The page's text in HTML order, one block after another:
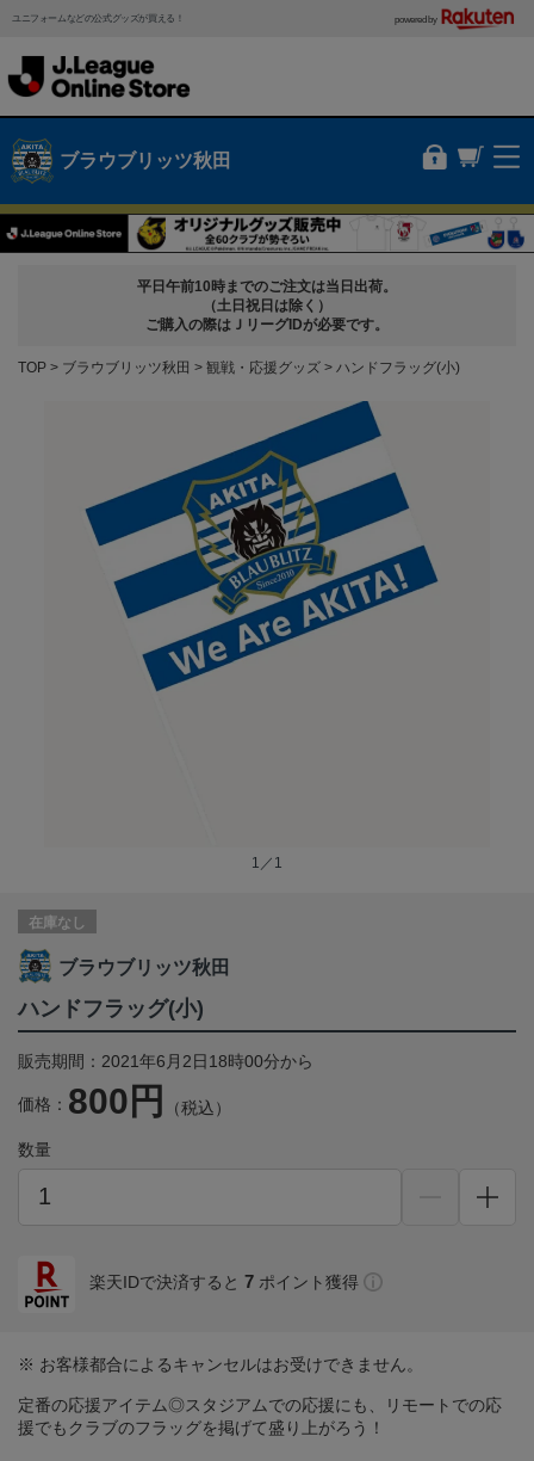
ユニフォームなどの公式グッズが買える！ powered by
ブラウブリッツ秋田
平日午前10時までのご注文は当日出荷。
（土日祝日は除く）
ご購入の際はＪリーグIDが必要です。
TOP ブラウブリッツ秋田 観戦・応援グッズ ハンドフラッグ(小)
1／1
在庫なし
ブラウブリッツ秋田
ハンドフラッグ(小)
販売期間：2021年6月2日18時00分から
価格： 800円 （税込）
数量
楽天IDで決済すると 7 ポイント獲得
※ お客様都合によるキャンセルはお受けできません。
定番の応援アイテム◎スタジアムでの応援にも、リモートでの応
援でもクラブのフラッグを掲げて盛り上がろう！